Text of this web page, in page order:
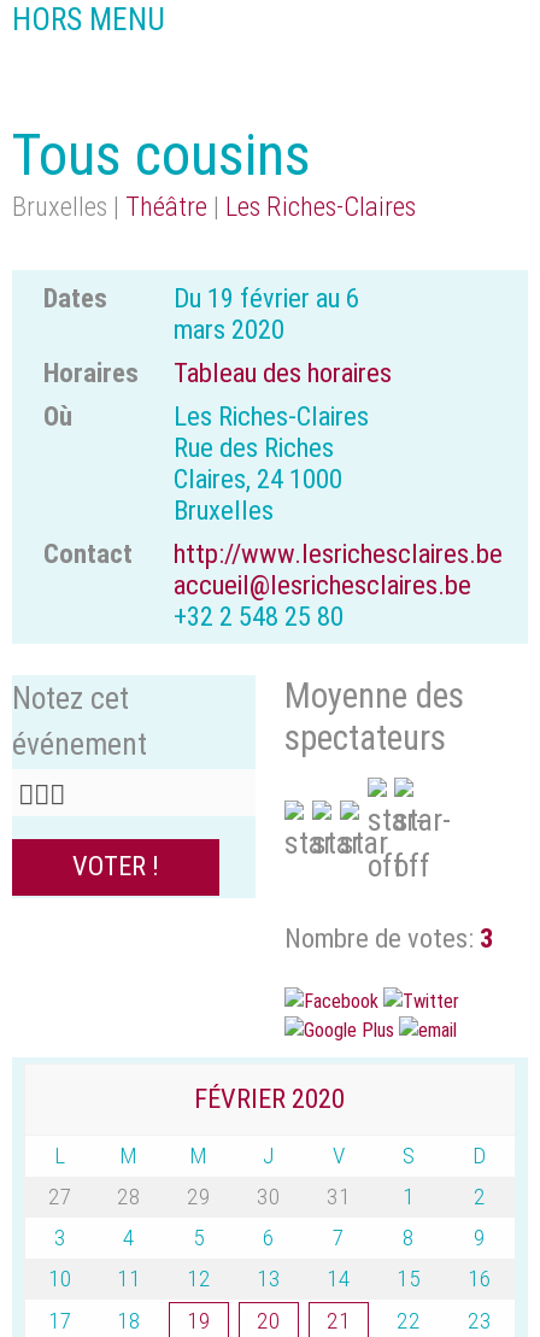
HORS MENU
Tous cousins
Bruxelles | Théâtre | Les Riches-Claires
Dates
Du 19 février au 6
mars 2020
Horaires
Tableau des horaires
Où
Les Riches-Claires
Rue des Riches
Claires, 24 1000
Bruxelles
Contact
http://www.lesrichesclaires.be
accueil@lesrichesclaires.be
+32 2 548 25 80
Notez cet
événement
Moyenne des
spectateurs
Nombre de votes: 3
FÉVRIER 2020
L M M J V S
D
27
28 29 30 31 1
2
3
4 5 6 7 8
9
10
11 12 13 14 15
16
17
18 19 20 21 22
23